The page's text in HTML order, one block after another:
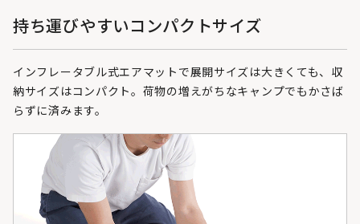
持ち運びやすいコンパクトサイズ
インフレータブル式エアマットで展開サイズは大きくても、収
納サイズはコンパクト。荷物の増えがちなキャンプでもかさば
らずに済みます。